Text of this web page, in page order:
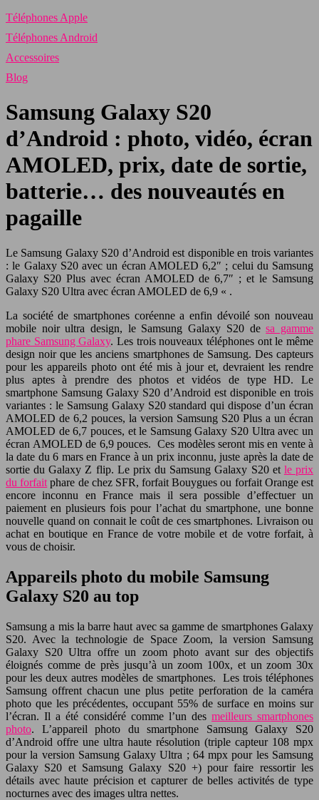
Téléphones Apple
Téléphones Android
Accessoires
Blog
Samsung Galaxy S20
d’Android : photo, vidéo, écran
AMOLED, prix, date de sortie,
batterie… des nouveautés en
pagaille
Le Samsung Galaxy S20 d’Android est disponible en trois variantes
: le Galaxy S20 avec un écran AMOLED 6,2″ ; celui du Samsung
Galaxy S20 Plus avec écran AMOLED de 6,7″ ; et le Samsung
Galaxy S20 Ultra avec écran AMOLED de 6,9 « .
La société de smartphones coréenne a enfin dévoilé son nouveau
mobile noir ultra design, le Samsung Galaxy S20 desa gamme
phare Samsung Galaxy. Les trois nouveaux téléphones ont le même
design noir que les anciens smartphones de Samsung. Des capteurs
pour les appareils photo ont été mis à jour et, devraient les rendre
plus aptes à prendre des photos et vidéos de type HD. Le
smartphone Samsung Galaxy S20 d’Android est disponible en trois
variantes : le Samsung Galaxy S20 standard qui dispose d’un écran
AMOLED de 6,2 pouces, la version Samsung S20 Plus a un écran
AMOLED de 6,7 pouces, et le Samsung Galaxy S20 Ultra avec un
écran AMOLED de 6,9 ​​pouces. Ces modèles seront mis en vente à
la date du 6 mars en France à un prix inconnu, juste après la date de
sortie du Galaxy Z flip. Le prix du Samsung Galaxy S20 et le prix
du forfait phare de chez SFR, forfait Bouygues ou forfait Orange est
encore inconnu en France mais il sera possible d’effectuer un
paiement en plusieurs fois pour l’achat du smartphone, une bonne
nouvelle quand on connait le coût de ces smartphones. Livraison ou
achat en boutique en France de votre mobile et de votre forfait, à
vous de choisir.
Appareils photo du mobile Samsung
Galaxy S20 au top
Samsung a mis la barre haut avec sa gamme de smartphones Galaxy
S20. Avec la technologie de Space Zoom, la version Samsung
Galaxy S20 Ultra offre un zoom photo avant sur des objectifs
éloignés comme de près jusqu’à un zoom 100x, et un zoom 30x
pour les deux autres modèles de smartphones. Les trois téléphones
Samsung offrent chacun une plus petite perforation de la caméra
photo que les précédentes, occupant 55% de surface en moins sur
l’écran. Il a été considéré comme l’un des meilleurs smartphones
photo. L’appareil photo du smartphone Samsung Galaxy S20
d’Android offre une ultra haute résolution (triple capteur 108 mpx
pour la version Samsung Galaxy Ultra ; 64 mpx pour les Samsung
Galaxy S20 et Samsung Galaxy S20 +) pour faire ressortir les
détails avec haute précision et capturer de belles activités de type
nocturnes avec des images ultra nettes.